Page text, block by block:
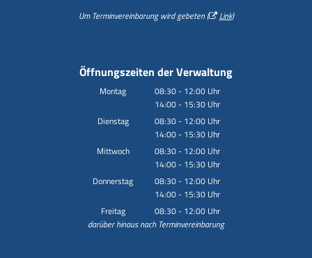
Um Terminvereinbarung wird gebeten (
Link)
Öffnungszeiten der Verwaltung
Montag 08:30- 12:00 Uhr
Von 08:30 bis 12:00 Uhr
14:00- 15:30 Uhr
Von 14:00 bis 15:30 Uhr
Dienstag 08:30- 12:00 Uhr
Von 08:30 bis 12:00 Uhr
14:00- 15:30 Uhr
Von 14:00 bis 15:30 Uhr
Mittwoch 08:30- 12:00 Uhr
Von 08:30 bis 12:00 Uhr
14:00- 15:30 Uhr
Von 14:00 bis 15:30 Uhr
Donnerstag 08:30- 12:00 Uhr
Von 08:30 bis 12:00 Uhr
14:00- 15:30 Uhr
Von 14:00 bis 15:30 Uhr
Freitag 08:30- 12:00 Uhr
Von 08:30 bis 12:00 Uhr
darüber hinaus nach Terminvereinbarung